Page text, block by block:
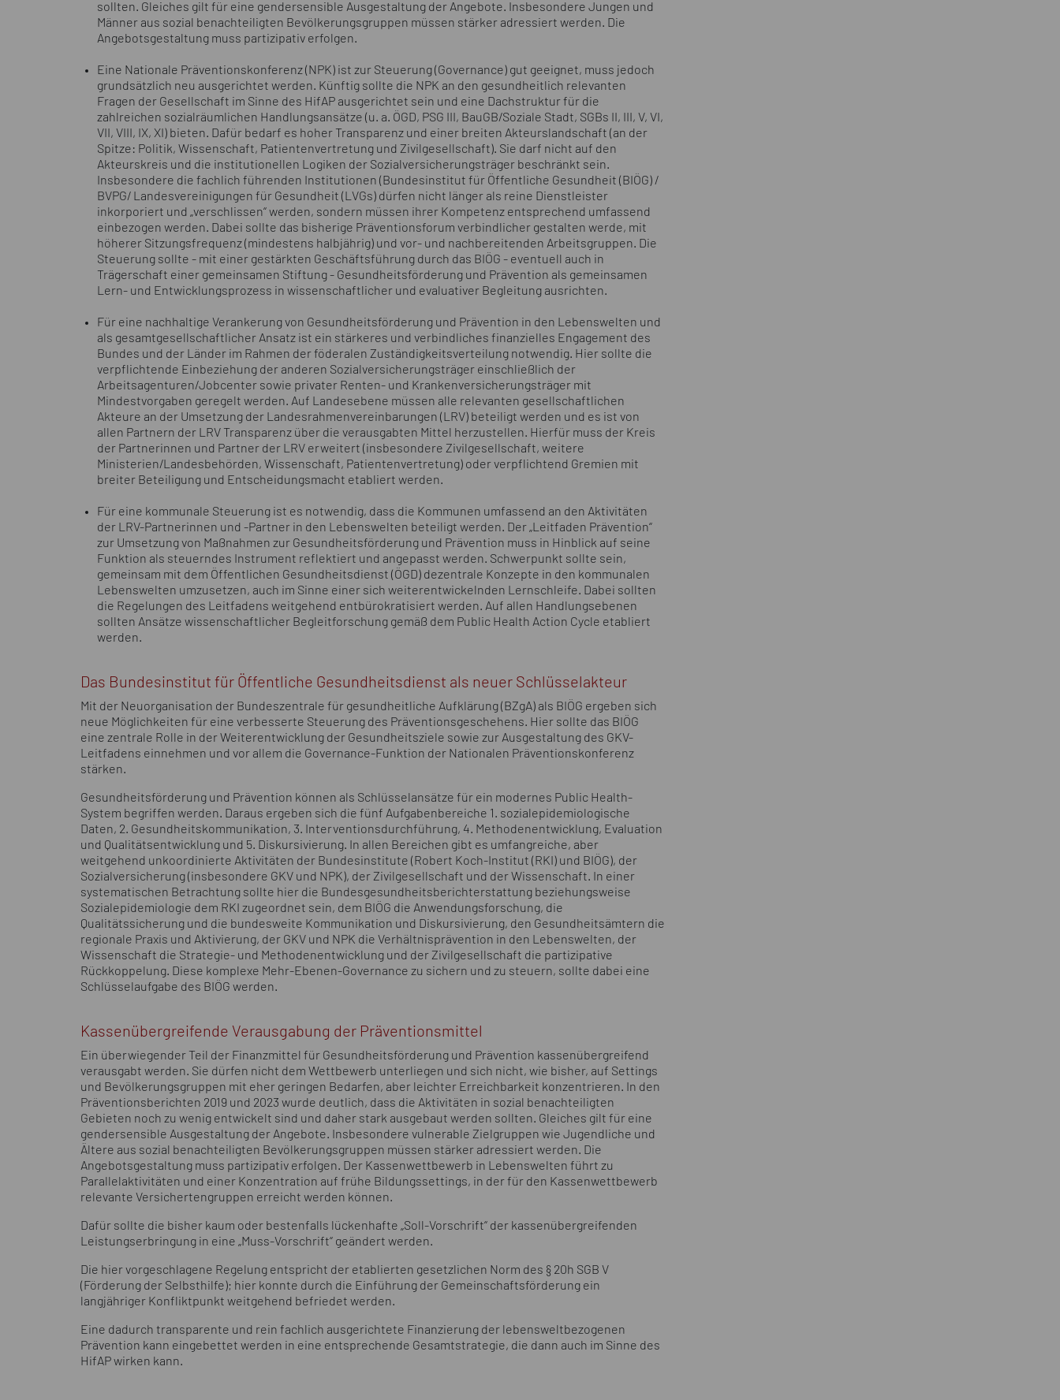
sollten. Gleiches gilt für eine gendersensible Ausgestaltung der Angebote. Insbesondere Jungen und
Männer aus sozial benachteiligten Bevölkerungsgruppen müssen stärker adressiert werden. Die
Angebotsgestaltung muss partizipativ erfolgen.
Eine Nationale Präventionskonferenz (NPK) ist zur Steuerung (Governance) gut geeignet, muss jedoch
grundsätzlich neu ausgerichtet werden. Künftig sollte die NPK an den gesundheitlich relevanten
Fragen der Gesellschaft im Sinne des HifAP ausgerichtet sein und eine Dachstruktur für die
zahlreichen sozialräumlichen Handlungsansätze (u. a. ÖGD, PSG III, BauGB/Soziale Stadt, SGBs II, III, V, VI,
VII, VIII, IX, XI) bieten. Dafür bedarf es hoher Transparenz und einer breiten Akteurslandschaft (an der
Spitze: Politik, Wissenschaft, Patientenvertretung und Zivilgesellschaft). Sie darf nicht auf den
Akteurskreis und die institutionellen Logiken der Sozialversicherungsträger beschränkt sein.
Insbesondere die fachlich führenden Institutionen (Bundesinstitut für Öffentliche Gesundheit (BIÖG) /
BVPG/ Landesvereinigungen für Gesundheit (LVGs) dürfen nicht länger als reine Dienstleister
inkorporiert und „verschlissen“ werden, sondern müssen ihrer Kompetenz entsprechend umfassend
einbezogen werden. Dabei sollte das bisherige Präventionsforum verbindlicher gestalten werde, mit
höherer Sitzungsfrequenz (mindestens halbjährig) und vor- und nachbereitenden Arbeitsgruppen. Die
Steuerung sollte - mit einer gestärkten Geschäftsführung durch das BIÖG - eventuell auch in
Trägerschaft einer gemeinsamen Stiftung - Gesundheitsförderung und Prävention als gemeinsamen
Lern- und Entwicklungsprozess in wissenschaftlicher und evaluativer Begleitung ausrichten.
Für eine nachhaltige Verankerung von Gesundheitsförderung und Prävention in den Lebenswelten und
als gesamtgesellschaftlicher Ansatz ist ein stärkeres und verbindliches finanzielles Engagement des
Bundes und der Länder im Rahmen der föderalen Zuständigkeitsverteilung notwendig. Hier sollte die
verpflichtende Einbeziehung der anderen Sozialversicherungsträger einschließlich der
Arbeitsagenturen/Jobcenter sowie privater Renten- und Krankenversicherungsträger mit
Mindestvorgaben geregelt werden. Auf Landesebene müssen alle relevanten gesellschaftlichen
Akteure an der Umsetzung der Landesrahmenvereinbarungen (LRV) beteiligt werden und es ist von
allen Partnern der LRV Transparenz über die verausgabten Mittel herzustellen. Hierfür muss der Kreis
der Partnerinnen und Partner der LRV erweitert (insbesondere Zivilgesellschaft, weitere
Ministerien/Landesbehörden, Wissenschaft, Patientenvertretung) oder verpflichtend Gremien mit
breiter Beteiligung und Entscheidungsmacht etabliert werden.
Für eine kommunale Steuerung ist es notwendig, dass die Kommunen umfassend an den Aktivitäten
der LRV-Partnerinnen und -Partner in den Lebenswelten beteiligt werden. Der „Leitfaden Prävention“
zur Umsetzung von Maßnahmen zur Gesundheitsförderung und Prävention muss in Hinblick auf seine
Funktion als steuerndes Instrument reflektiert und angepasst werden. Schwerpunkt sollte sein,
gemeinsam mit dem Öffentlichen Gesundheitsdienst (ÖGD) dezentrale Konzepte in den kommunalen
Lebenswelten umzusetzen, auch im Sinne einer sich weiterentwickelnden Lernschleife. Dabei sollten
die Regelungen des Leitfadens weitgehend entbürokratisiert werden. Auf allen Handlungsebenen
sollten Ansätze wissenschaftlicher Begleitforschung gemäß dem Public Health Action Cycle etabliert
werden.
Das Bundesinstitut für Öffentliche Gesundheitsdienst als neuer Schlüsselakteur
Mit der Neuorganisation der Bundeszentrale für gesundheitliche Aufklärung (BZgA) als BIÖG ergeben sich
neue Möglichkeiten für eine verbesserte Steuerung des Präventionsgeschehens. Hier sollte das BIÖG
eine zentrale Rolle in der Weiterentwicklung der Gesundheitsziele sowie zur Ausgestaltung des GKV-
Leitfadens einnehmen und vor allem die Governance-Funktion der Nationalen Präventionskonferenz
stärken.
Gesundheitsförderung und Prävention können als Schlüsselansätze für ein modernes Public Health-
System begriffen werden. Daraus ergeben sich die fünf Aufgabenbereiche 1. sozialepidemiologische
Daten, 2. Gesundheitskommunikation, 3. Interventionsdurchführung, 4. Methodenentwicklung, Evaluation
und Qualitätsentwicklung und 5. Diskursivierung. In allen Bereichen gibt es umfangreiche, aber
weitgehend unkoordinierte Aktivitäten der Bundesinstitute (Robert Koch-Institut (RKI) und BIÖG), der
Sozialversicherung (insbesondere GKV und NPK), der Zivilgesellschaft und der Wissenschaft. In einer
systematischen Betrachtung sollte hier die Bundesgesundheitsberichterstattung beziehungsweise
Sozialepidemiologie dem RKI zugeordnet sein, dem BIÖG die Anwendungsforschung, die
Qualitätssicherung und die bundesweite Kommunikation und Diskursivierung, den Gesundheitsämtern die
regionale Praxis und Aktivierung, der GKV und NPK die Verhältnisprävention in den Lebenswelten, der
Wissenschaft die Strategie- und Methodenentwicklung und der Zivilgesellschaft die partizipative
Rückkoppelung. Diese komplexe Mehr-Ebenen-Governance zu sichern und zu steuern, sollte dabei eine
Schlüsselaufgabe des BIÖG werden.
Kassenübergreifende Verausgabung der Präventionsmittel
Ein überwiegender Teil der Finanzmittel für Gesundheitsförderung und Prävention kassenübergreifend
verausgabt werden. Sie dürfen nicht dem Wettbewerb unterliegen und sich nicht, wie bisher, auf Settings
und Bevölkerungsgruppen mit eher geringen Bedarfen, aber leichter Erreichbarkeit konzentrieren. In den
Präventionsberichten 2019 und 2023 wurde deutlich, dass die Aktivitäten in sozial benachteiligten
Gebieten noch zu wenig entwickelt sind und daher stark ausgebaut werden sollten. Gleiches gilt für eine
gendersensible Ausgestaltung der Angebote. Insbesondere vulnerable Zielgruppen wie Jugendliche und
Ältere aus sozial benachteiligten Bevölkerungsgruppen müssen stärker adressiert werden. Die
Angebotsgestaltung muss partizipativ erfolgen. Der Kassenwettbewerb in Lebenswelten führt zu
Parallelaktivitäten und einer Konzentration auf frühe Bildungssettings, in der für den Kassenwettbewerb
relevante Versichertengruppen erreicht werden können.
Dafür sollte die bisher kaum oder bestenfalls lückenhafte „Soll-Vorschrift“ der kassenübergreifenden
Leistungserbringung in eine „Muss-Vorschrift“ geändert werden.
Die hier vorgeschlagene Regelung entspricht der etablierten gesetzlichen Norm des § 20h SGB V
(Förderung der Selbsthilfe); hier konnte durch die Einführung der Gemeinschaftsförderung ein
langjähriger Konfliktpunkt weitgehend befriedet werden.
Eine dadurch transparente und rein fachlich ausgerichtete Finanzierung der lebensweltbezogenen
Prävention kann eingebettet werden in eine entsprechende Gesamtstrategie, die dann auch im Sinne des
HifAP wirken kann.